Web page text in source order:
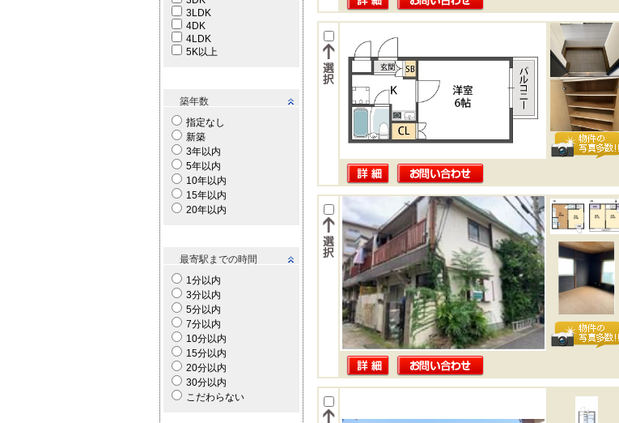
3LDK
4DK
4LDK
5K以上
築年数
指定なし
新築
3年以内
5年以内
10年以内
15年以内
20年以内
最寄駅までの時間
1分以内
3分以内
5分以内
7分以内
10分以内
15分以内
20分以内
30分以内
こだわらない